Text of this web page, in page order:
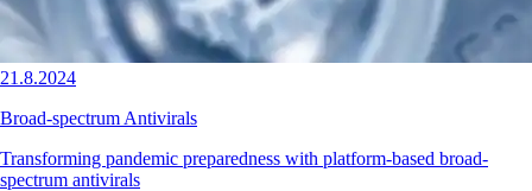
21.8.2024
Broad-spectrum Antivirals
Transforming pandemic preparedness with platform-based broad-
spectrum antivirals